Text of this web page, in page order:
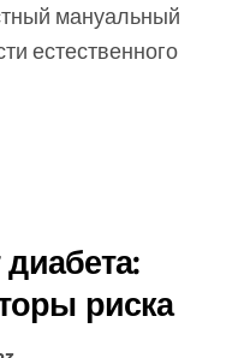
естественного
риска